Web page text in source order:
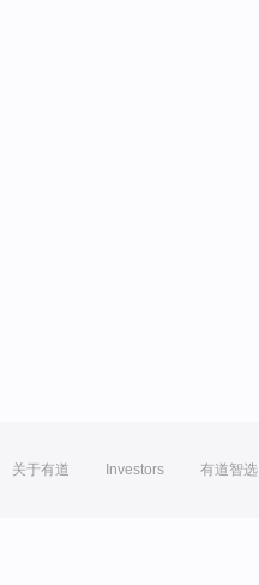
关于有道 Investors 有道智选